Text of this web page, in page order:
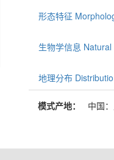
形态特征
生物学信息
地理分布
模式产地： 中国